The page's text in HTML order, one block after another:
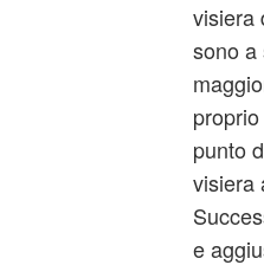
visiera
sono a
punto
visiera
e